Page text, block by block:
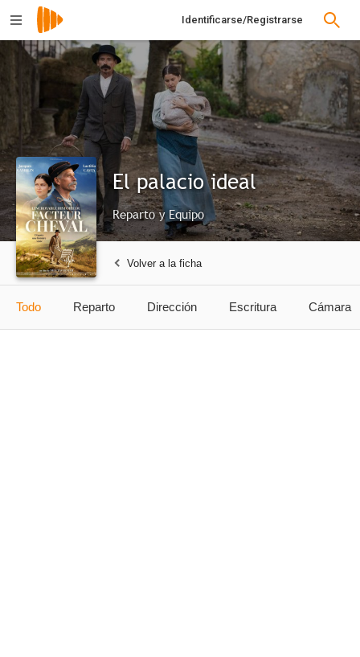
Identificarse/Registrarse
El palacio ideal
Reparto y Equipo
Volver a la ficha
Todo Reparto Dirección Escritura Cámara